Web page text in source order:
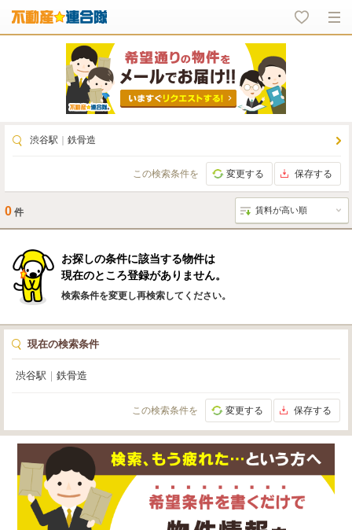
渋谷駅 鉄骨造
この検索条件を 変更する 保存する
0 件
お探しの条件に該当する物件は
現在のところ登録がありません。
検索条件を変更し再検索してください。
現在の検索条件
渋谷駅 鉄骨造
この検索条件を 変更する 保存する